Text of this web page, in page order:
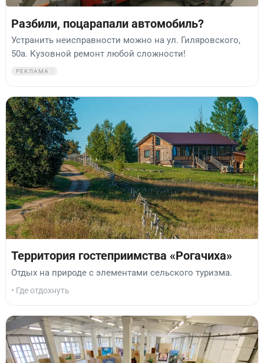
Разбили, поцарапали автомобиль?
Устранить неисправности можно на ул. Гиляровского,
50а. Кузовной ремонт любой сложности!
РЕКЛАМА
Территория гостеприимства «Рогачиха»
Отдых на природе с элементами сельского туризма.
• Где отдохнуть